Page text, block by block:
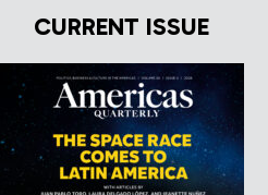
CURRENT ISSUE